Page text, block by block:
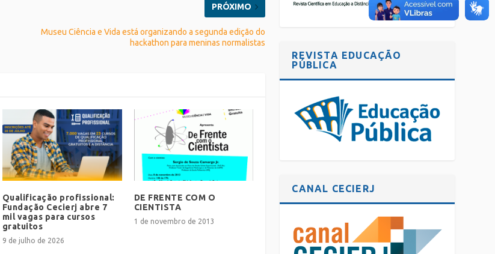
PRÓXIMO
Museu Ciência e Vida está organizando a segunda edição do
hackathon para meninas normalistas
Qualificação profissional:
Fundação Cecierj abre 7
mil vagas para cursos
gratuitos
9 de julho de 2026
DE FRENTE COM O
CIENTISTA
1 de novembro de 2013
REVISTA EDUCAÇÃO
PÚBLICA
CANAL CECIERJ